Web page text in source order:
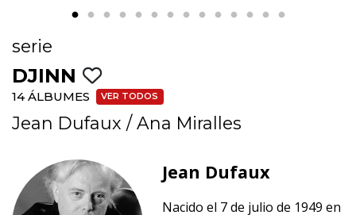
serie
DJINN
14 ÁLBUMES VER TODOS
Jean Dufaux /Ana Miralles
Jean Dufaux
Nacido el 7 de julio de 1949 en